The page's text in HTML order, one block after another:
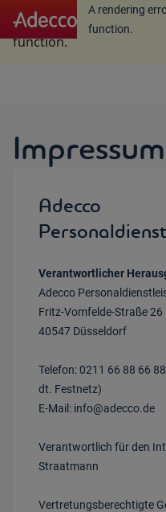
A rendering error
function.
A rendering
function.
Impressum
Adecco
Verantwortlicher
Adecco
Fritz-Vomfelde-Straße 26
40547 Düsseldorf
Telefon: 0211 66 88 66
dt. Festnetz)
E-Mail: info@adecco.de
Verantwortlich für den
Straatmann
Vertretungsberechtigte